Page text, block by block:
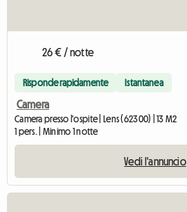
26 € / notte
Risponde rapidamente Istantanea
Camera
Camera presso l'ospite | Lens (62300) | 13 M2
1 pers. | Minimo 1 notte
Vedi l'annuncio